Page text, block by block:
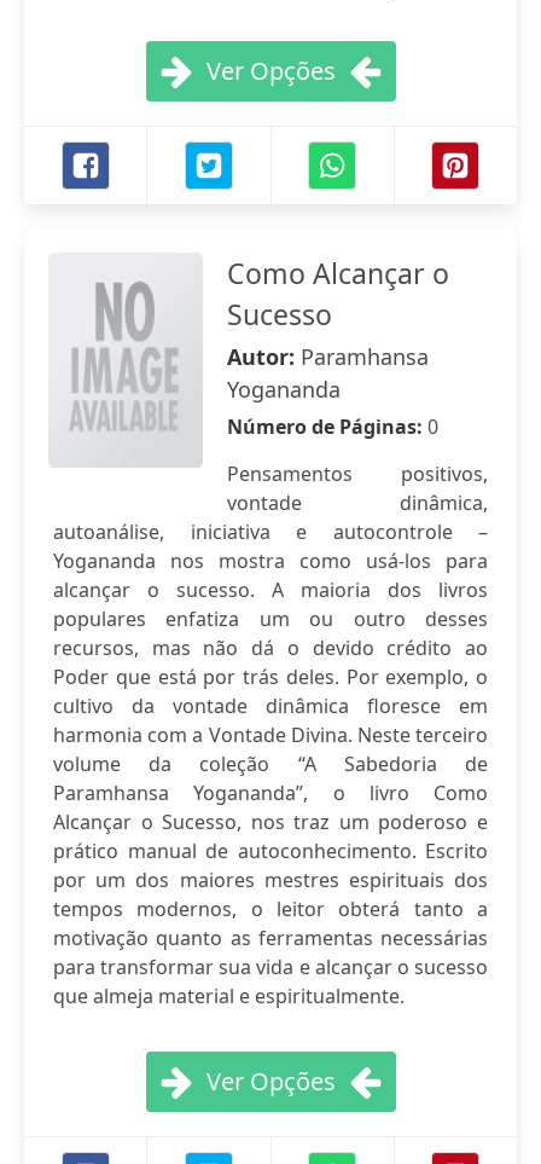
Ver Opções
Como Alcançar o
Sucesso
Autor: Paramhansa
Yogananda
Número de Páginas: 0
Pensamentos positivos,
vontade dinâmica,
autoanálise, iniciativa e autocontrole –
Yogananda nos mostra como usá-los para
alcançar o sucesso. A maioria dos livros
populares enfatiza um ou outro desses
recursos, mas não dá o devido crédito ao
Poder que está por trás deles. Por exemplo, o
cultivo da vontade dinâmica floresce em
harmonia com a Vontade Divina. Neste terceiro
volume da coleção “A Sabedoria de
Paramhansa Yogananda”, o livro Como
Alcançar o Sucesso, nos traz um poderoso e
prático manual de autoconhecimento. Escrito
por um dos maiores mestres espirituais dos
tempos modernos, o leitor obterá tanto a
motivação quanto as ferramentas necessárias
para transformar sua vida e alcançar o sucesso
que almeja material e espiritualmente.
Ver Opções